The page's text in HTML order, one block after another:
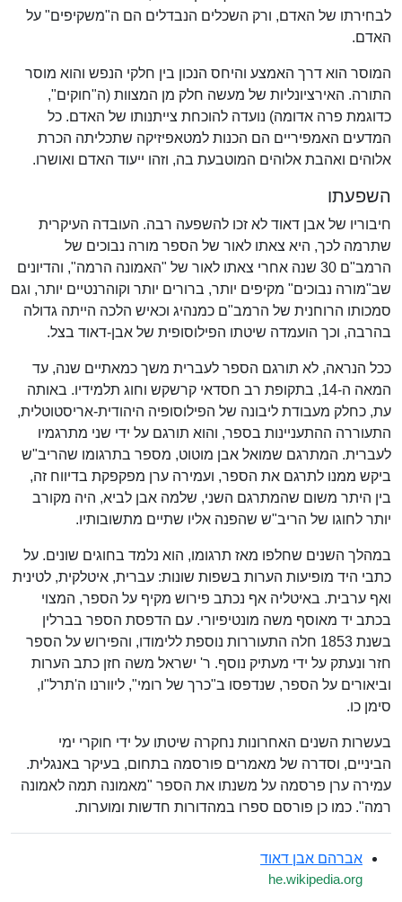
לבחירתו של האדם, ורק השכלים הנבדלים הם ה"משקיפים" על
האדם.
המוסר הוא דרך האמצע והיחס הנכון בין חלקי הנפש והוא מוסר
התורה. האירציונליות של מעשה חלק מן המצוות (ה"חוקים",
כדוגמת פרה אדומה) נועדה להוכחת צייתנותו של האדם. כל
המדעים האמפיריים הם הכנות למטאפיזיקה שתכליתה הכרת
אלוהים ואהבת אלוהים המוטבעת בה, וזהו ייעוד האדם ואושרו.
השפעתו
חיבוריו של אבן דאוד לא זכו להשפעה רבה. העובדה העיקרית
שתרמה לכך, היא צאתו לאור של הספר מורה נבוכים של
הרמב"ם 30 שנה אחרי צאתו לאור של "האמונה הרמה", והדיונים
שב"מורה נבוכים" מקיפים יותר, ברורים יותר וקוהרנטיים יותר, וגם
סמכותו הרוחנית של הרמב"ם כמנהיג וכאיש הלכה הייתה גדולה
בהרבה, וכך הועמדה שיטתו הפילוסופית של אבן-דאוד בצל.
ככל הנראה, לא תורגם הספר לעברית משך כמאתיים שנה, עד
המאה ה-14, בתקופת רב חסדאי קרשקש וחוג תלמידיו. באותה
עת, כחלק מעבודת ליבונה של הפילוסופיה היהודית-אריסטוטלית,
התעוררה ההתעניינות בספר, והוא תורגם על ידי שני מתרגמיו
לעברית. המתרגם שמואל אבן מוטוט, מספר בתרגומו שהריב"ש
ביקש ממנו לתרגם את הספר, ועמירה ערן מפקפקת בדיווח זה,
בין היתר משום שהמתרגם השני, שלמה אבן לביא, היה מקורב
יותר לחוגו של הריב"ש שהפנה אליו שתיים מתשובותיו.
במהלך השנים שחלפו מאז תרגומו, הוא נלמד בחוגים שונים. על
כתבי היד מופיעות הערות בשפות שונות: עברית, איטלקית, לטינית
ואף ערבית. באיטליה אף נכתב פירוש מקיף על הספר, המצוי
בכתב יד מאוסף משה מונטיפיורי. עם הדפסת הספר בברלין
בשנת 1853 חלה התעוררות נוספת ללימודו, והפירוש על הספר
חזר ונעתק על ידי מעתיק נוסף. ר' ישראל משה חזן כתב הערות
וביאורים על הספר, שנדפסו ב"כרך של רומי", ליוורנו ה'תרל"ו,
סימן כו.
בעשרות השנים האחרונות נחקרה שיטתו על ידי חוקרי ימי
הביניים, וסדרה של מאמרים פורסמה בתחום, בעיקר באנגלית.
עמירה ערן פרסמה על משנתו את הספר "מאמונה תמה לאמונה
רמה". כמו כן פורסם ספרו במהדורות חדשות ומוערות.
אברהם אבן דאוד
he.wikipedia.org